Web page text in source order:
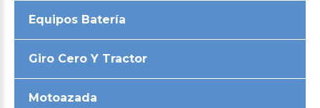
Equipos Batería
Giro Cero Y Tractor
Motoazada